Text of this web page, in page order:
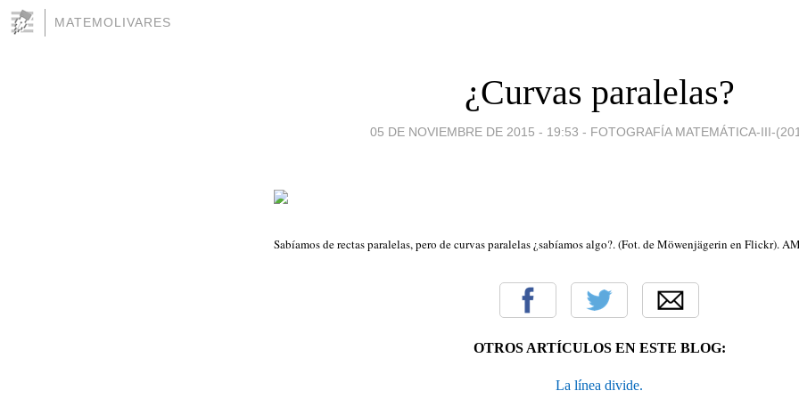
MATEMOLIVARES
¿Curvas paralelas?
05 DE NOVIEMBRE DE 2015 - 19:53 - FOTOGRAFÍA MATEMÁTICA-III-
Sabíamos de rectas paralelas, pero de curvas paralelas ¿sabíamos algo?. (Fot. de Möwenjägerin en Flickr).
OTROS ARTÍCULOS EN ESTE BLOG:
La línea divide.